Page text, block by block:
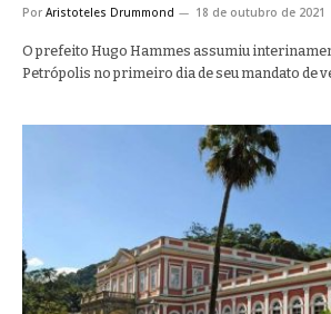
Por Aristoteles Drummond 18 de outubro de 2021
O prefeito Hugo Hammes assumiu
Petrópolis no primeiro dia de seu mandato de